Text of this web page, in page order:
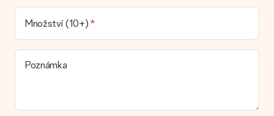
Jaké možnosti doručení si mohu vybrat?
V současné době není možné zvolit možnost doručení. Dárek,
který chcete objednat, je buď odeslán jako balíček nebo jako
doručování poštovní schránky. Chcete vědět, na kterou
možnost spadá vaše objednávka? Kontaktujte prosím náš
zákaznický servis.
Jak mohu zaplatit objednávku?
Množství (10+)
Poznámka